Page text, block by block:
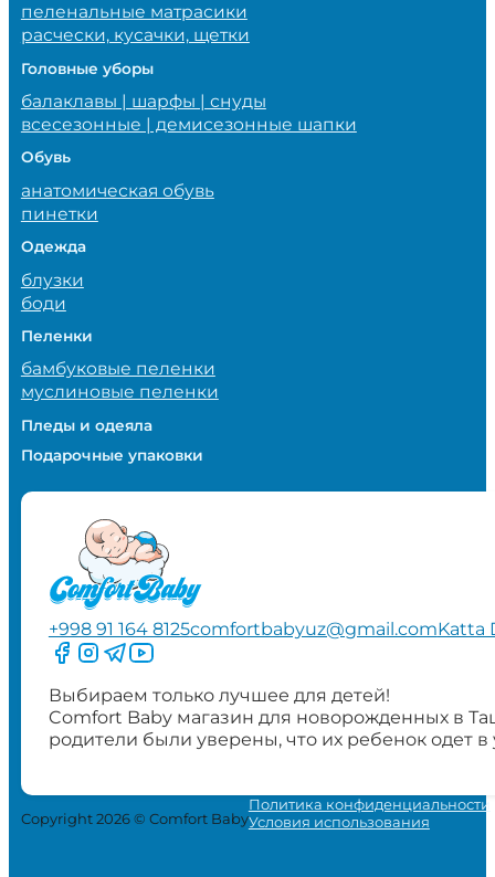
пеленальные матрасики
расчески, кусачки, щетки
Головные уборы
балаклавы | шарфы | снуды
всесезонные | демисезонные шапки
Обувь
анатомическая обувь
пинетки
Одежда
блузки
боди
Пеленки
бамбуковые пеленки
муслиновые пеленки
Пледы и одеяла
Подарочные упаковки
+998 91 164 8125comfortbabyuz@gmail.comKatta
Следите за нами на Facebook
Следите за нами в Instagram
Следите за нами в Telegram
Следите за нами в YouTube
Выбираем только лучшее для детей!
Comfort Baby магазин для новорожденных в
родители были уверены, что их ребенок одет
Copyright 2026 © Comfort Baby
Политика конфиденциальности
Условия использования